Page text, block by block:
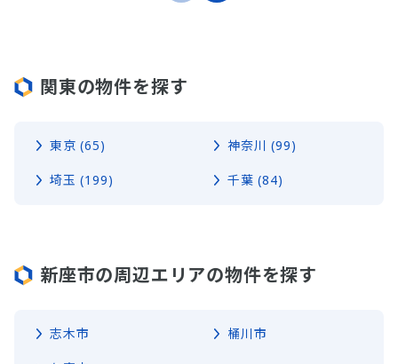
関東の物件を探す
東京 (65) 神奈川 (99)
埼玉 (199) 千葉 (84)
新座市の周辺エリアの物件を探す
志木市 桶川市